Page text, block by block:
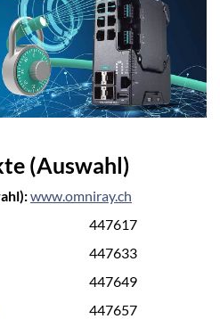
(Auswahl)
www.omniray.ch
447617
447633
447649
447657